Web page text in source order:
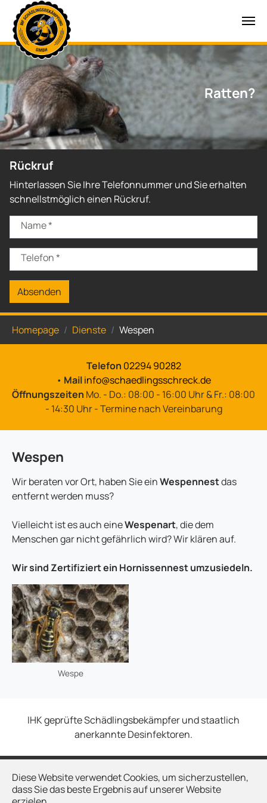
Diese Website verwendet Cookies, um sicherzustellen,
dass Sie das beste Ergebnis auf unserer Website
Zum Hauptinhalt springen
Ratten?
Rückruf
Hinterlassen Sie Ihre Telefonnummer und Sie erhalten
schnellstmöglich einen Rückruf.
Name*
Telefon*
Absenden
Homepage Dienste Wespen
Telefon 02294 90282
• Mailinfo@schaedlingsschreck.de
Öffnungszeiten Mo. - Do.: 08:00 - 16:00 Uhr & Fr.: 08:00
- 14:30 Uhr - Termine nach Vereinbarung
Wespe
Wespen
Wir beraten vor Ort, haben Sie einWespennestdas
entfernt werden muss?
Vielleicht ist es auch eineWespenart, die dem
Menschen gar nicht gefährlich wird? Wir klären auf.
Wir sind Zertifiziert ein Hornissennest umzusiedeln.
IHK geprüfte Schädlingsbekämpfer und staatlich
anerkannte Desinfektoren.
Kontakt
Impressum